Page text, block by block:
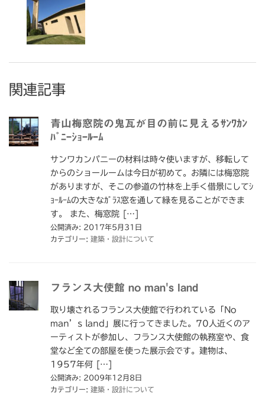
関連記事
青山梅窓院の鬼瓦が目の前に見えるｻﾝﾜｶﾝ
ﾊﾟﾆｰｼｮｰﾙｰﾑ
サンワカンパニーの材料は時々使いますが、移転して
からのショールームは今日が初めて。お隣には梅窓院
がありますが、そこの参道の竹林を上手く借景にしてｼ
ｮｰﾙｰﾑの大きなｶﾞﾗｽ窓を通して緑を見ることができま
す。 また、梅窓院 […]
公開済み: 2017年5月31日
カテゴリー: 建築・設計について
フランス大使館 no man's land
取り壊されるフランス大使館で行われている「No
man’s land」展に行ってきました。70人近くのア
ーティストが参加し、フランス大使館の執務室や、食
堂など全ての部屋を使った展示会です。建物は、
1957年何 […]
公開済み: 2009年12月8日
カテゴリー: 建築・設計について